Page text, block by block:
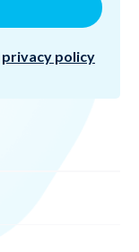
privacy policy